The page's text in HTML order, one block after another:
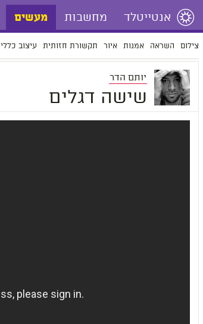
אנטייטלד מחשבות מעשים
צילום השראה אמנות איור תקשורת חזותית עיצוב כללי
יותם הדר
שישה דגלים